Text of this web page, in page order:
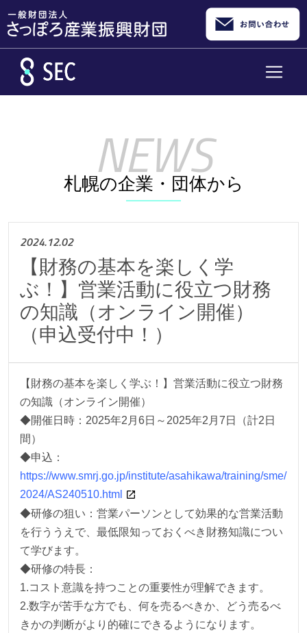
札幌の企業・団体から
2024.12.02
【財務の基本を楽しく学
ぶ！】営業活動に役立つ財務
の知識（オンライン開催）
（申込受付中！）
【財務の基本を楽しく学ぶ！】営業活動に役立つ財務
の知識（オンライン開催）
◆開催日時：2025年2月6日～2025年2月7日（計2日
間）
◆申込：
https://www.smrj.go.jp/institute/asahikawa/training/sme/
2024/AS240510.html
◆研修の狙い：営業パーソンとして効果的な営業活動
を行ううえで、最低限知っておくべき財務知識につい
て学びます。
◆研修の特長：
1.コスト意識を持つことの重要性が理解できます。
2.数字が苦手な方でも、何を売るべきか、どう売るべ
きかの判断がより的確にできるようになります。